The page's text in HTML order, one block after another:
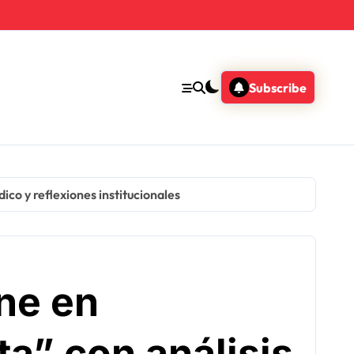
Subscribe
y reflexiones institucionales
en